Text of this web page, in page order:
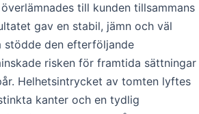
till kunden tillsammans
gav en stabil, jämn och väl
stödde den efterföljande
risken för framtida sättningar
Helhetsintrycket av tomten lyftes
kanter och en tydlig